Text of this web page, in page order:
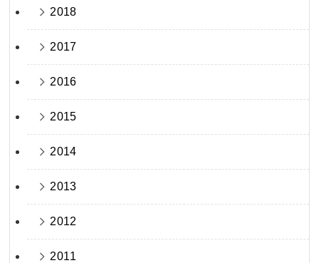
2018
2017
2016
2015
2014
2013
2012
2011